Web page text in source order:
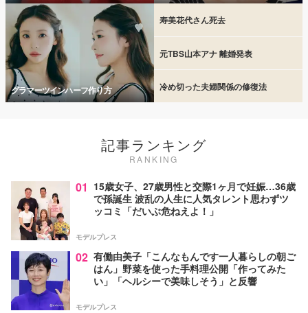
グラマーツインハーフ作り方
寿美花代さん死去
元TBS山本アナ 離婚発表
冷め切った夫婦関係の修復法
記事ランキング
RANKING
01 15歳女子、27歳男性と交際1ヶ月で妊娠…36歳
で孫誕生 波乱の人生に人気タレント思わずツ
ッコミ「だいぶ危ねえよ！」
モデルプレス
02 有働由美子「こんなもんです一人暮らしの朝ご
はん」野菜を使った手料理公開「作ってみた
い」「ヘルシーで美味しそう」と反響
モデルプレス